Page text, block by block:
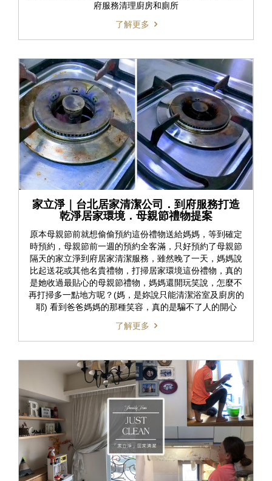
府服務清理廚房和廁所
了解更多
家立淨｜台北居家清潔公司．到府服務打造
乾淨居家環境．母親節禮物提案
原本母親節前就想偷偷預約這份禮物送給媽媽，等到確定
時預約，母親節前一週的預約全客滿，只好預約了母親節
隔天的家立淨到府居家清潔服務，雖然晚了一天，媽媽說
比起送花或其他名貴禮物，打掃居家環境這份禮物，真的
是她收過最貼心的母親節禮物，媽媽還開玩笑說，怎麼不
再打掃多一點地方呢？(媽，是妳說只能清潔浴室及廚房的
耶) 看到爸爸媽媽的那種笑容，真的是騙不了人的開心
了解更多